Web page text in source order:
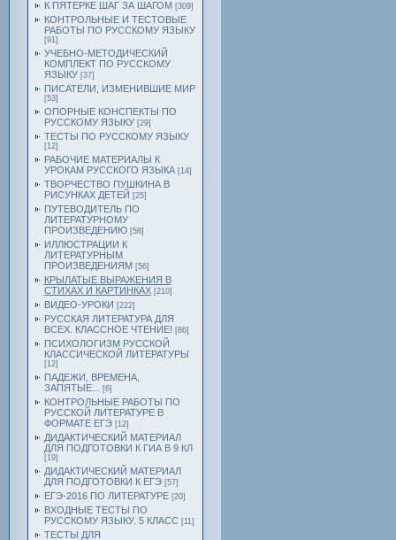
К ПЯТЕРКЕ ШАГ ЗА ШАГОМ [309]
КОНТРОЛЬНЫЕ И ТЕСТОВЫЕ
РАБОТЫ ПО РУССКОМУ ЯЗЫКУ
[91]
УЧЕБНО-МЕТОДИЧЕСКИЙ
КОМПЛЕКТ ПО РУССКОМУ
ЯЗЫКУ [37]
ПИСАТЕЛИ, ИЗМЕНИВШИЕ МИР
[53]
ОПОРНЫЕ КОНСПЕКТЫ ПО
РУССКОМУ ЯЗЫКУ [29]
ТЕСТЫ ПО РУССКОМУ ЯЗЫКУ
[12]
РАБОЧИЕ МАТЕРИАЛЫ К
УРОКАМ РУССКОГО ЯЗЫКА [14]
ТВОРЧЕСТВО ПУШКИНА В
РИСУНКАХ ДЕТЕЙ [25]
ПУТЕВОДИТЕЛЬ ПО
ЛИТЕРАТУРНОМУ
ПРОИЗВЕДЕНИЮ [58]
ИЛЛЮСТРАЦИИ К
ЛИТЕРАТУРНЫМ
ПРОИЗВЕДЕНИЯМ [56]
КРЫЛАТЫЕ ВЫРАЖЕНИЯ В
СТИХАХ И КАРТИНКАХ [210]
ВИДЕО-УРОКИ [222]
РУССКАЯ ЛИТЕРАТУРА ДЛЯ
ВСЕХ. КЛАССНОЕ ЧТЕНИЕ! [86]
ПСИХОЛОГИЗМ РУССКОЙ
КЛАССИЧЕСКОЙ ЛИТЕРАТУРЫ
[12]
ПАДЕЖИ, ВРЕМЕНА,
ЗАПЯТЫЕ...
[6]
КОНТРОЛЬНЫЕ РАБОТЫ ПО
РУССКОЙ ЛИТЕРАТУРЕ В
ФОРМАТЕ ЕГЭ [12]
ДИДАКТИЧЕСКИЙ МАТЕРИАЛ
ДЛЯ ПОДГОТОВКИ К ГИА В 9 КЛ
[19]
ДИДАКТИЧЕСКИЙ МАТЕРИАЛ
ДЛЯ ПОДГОТОВКИ К ЕГЭ [57]
ЕГЭ-2016 ПО ЛИТЕРАТУРЕ [20]
ВХОДНЫЕ ТЕСТЫ ПО
РУССКОМУ ЯЗЫКУ. 5 КЛАСС [11]
ТЕСТЫ ДЛЯ